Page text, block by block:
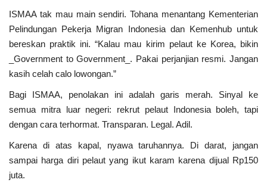
ISMAA tak mau main sendiri. Tohana menantang Kementerian
Pelindungan Pekerja Migran Indonesia dan Kemenhub untuk
bereskan praktik ini. “Kalau mau kirim pelaut ke Korea, bikin
_Government to Government_. Pakai perjanjian resmi. Jangan
kasih celah calo lowongan.”
Bagi ISMAA, penolakan ini adalah garis merah. Sinyal ke
semua mitra luar negeri: rekrut pelaut Indonesia boleh, tapi
dengan cara terhormat. Transparan. Legal. Adil.
Karena di atas kapal, nyawa taruhannya. Di darat, jangan
sampai harga diri pelaut yang ikut karam karena dijual Rp150
juta.